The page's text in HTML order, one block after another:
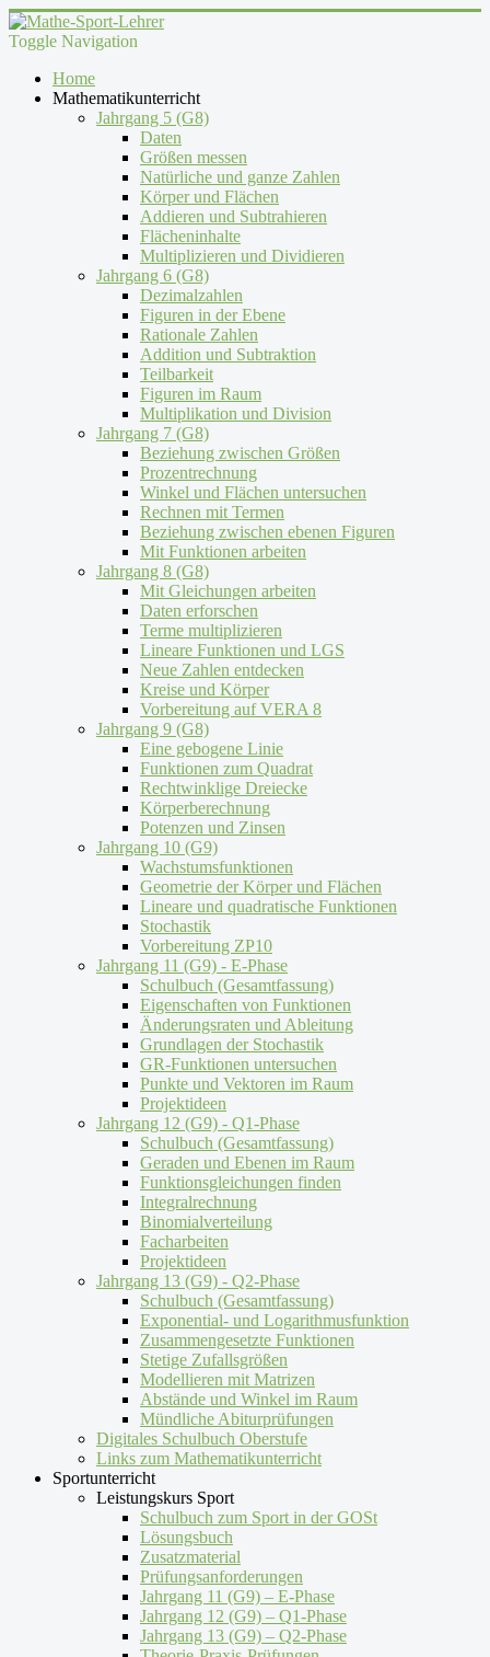
Toggle Navigation
Home
Mathematikunterricht
Jahrgang 5 (G8)
Daten
Größen messen
Natürliche und ganze Zahlen
Körper und Flächen
Addieren und Subtrahieren
Flächeninhalte
Multiplizieren und Dividieren
Jahrgang 6 (G8)
Dezimalzahlen
Figuren in der Ebene
Rationale Zahlen
Addition und Subtraktion
Teilbarkeit
Figuren im Raum
Multiplikation und Division
Jahrgang 7 (G8)
Beziehung zwischen Größen
Prozentrechnung
Winkel und Flächen untersuchen
Rechnen mit Termen
Beziehung zwischen ebenen Figuren
Mit Funktionen arbeiten
Jahrgang 8 (G8)
Mit Gleichungen arbeiten
Daten erforschen
Terme multiplizieren
Lineare Funktionen und LGS
Neue Zahlen entdecken
Kreise und Körper
Vorbereitung auf VERA 8
Jahrgang 9 (G8)
Eine gebogene Linie
Funktionen zum Quadrat
Rechtwinklige Dreiecke
Körperberechnung
Potenzen und Zinsen
Jahrgang 10 (G9)
Wachstumsfunktionen
Geometrie der Körper und Flächen
Lineare und quadratische Funktionen
Stochastik
Vorbereitung ZP10
Jahrgang 11 (G9) - E-Phase
Schulbuch (Gesamtfassung)
Eigenschaften von Funktionen
Änderungsraten und Ableitung
Grundlagen der Stochastik
GR-Funktionen untersuchen
Punkte und Vektoren im Raum
Projektideen
Jahrgang 12 (G9) - Q1-Phase
Schulbuch (Gesamtfassung)
Geraden und Ebenen im Raum
Funktionsgleichungen finden
Integralrechnung
Binomialverteilung
Facharbeiten
Projektideen
Jahrgang 13 (G9) - Q2-Phase
Schulbuch (Gesamtfassung)
Exponential- und Logarithmusfunktion
Zusammengesetzte Funktionen
Stetige Zufallsgrößen
Modellieren mit Matrizen
Abstände und Winkel im Raum
Mündliche Abiturprüfungen
Digitales Schulbuch Oberstufe
Links zum Mathematikunterricht
Sportunterricht
Leistungskurs Sport
Schulbuch zum Sport in der GOSt
Lösungsbuch
Zusatzmaterial
Prüfungsanforderungen
Jahrgang 11 (G9) – E-Phase
Jahrgang 12 (G9) – Q1-Phase
Jahrgang 13 (G9) – Q2-Phase